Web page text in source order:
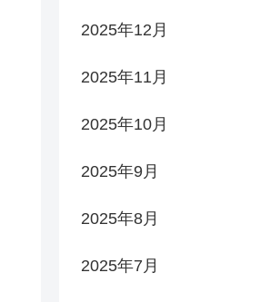
2025年12月
2025年11月
2025年10月
2025年9月
2025年8月
2025年7月